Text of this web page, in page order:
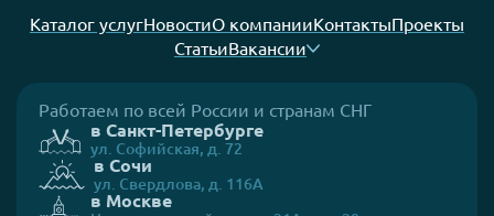
Каталог услугНовостиО компанииКонтактыПроекты
СтатьиВакансии
Работаем по всей России и странам СНГ
в Санкт-Петербурге
ул. Софийская, д. 72
в Сочи
ул. Свердлова, д. 116А
в Москве